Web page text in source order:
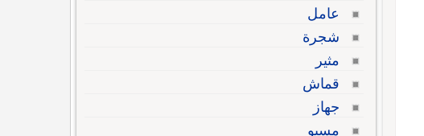
عامل
شجرة
مثير
قماش
جهاز
مسيو